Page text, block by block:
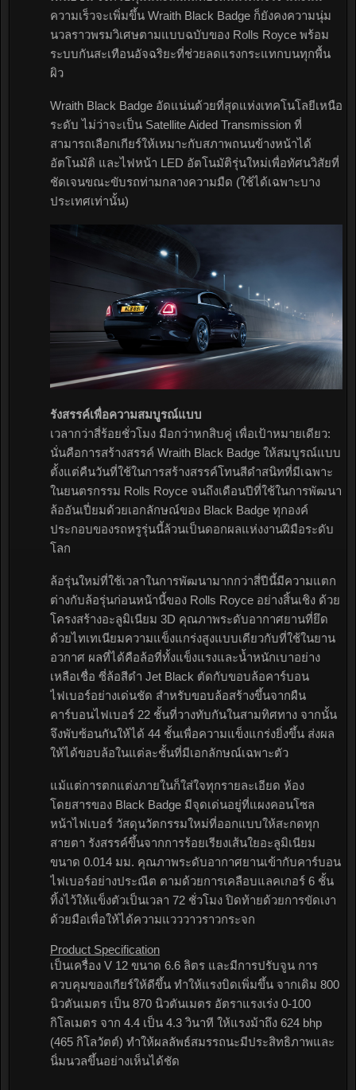
ความเร็วจะเพิ่มขึ้น Wraith Black Badge ก็ยังคงความนุ่ม
นวลราวพรมวิเศษตามแบบฉบับของ Rolls Royce พร้อม
ระบบกันสะเทือนอัจฉริยะที่ช่วยลดแรงกระแทกบนทุกพื้น
ผิว
Wraith Black Badge อัดแน่นด้วยที่สุดแห่งเทคโนโลยีเหนือ
ระดับ ไม่ว่าจะเป็น Satellite Aided Transmission ที่
สามารถเลือกเกียร์ให้เหมาะกับสภาพถนนข้างหน้าได้
อัตโนมัติ และไฟหน้า LED อัตโนมัติรุ่นใหม่เพื่อทัศนวิสัยที่
ชัดเจนขณะขับรถท่ามกลางความมืด (ใช้ได้เฉพาะบาง
ประเทศเท่านั้น)
รังสรรค์เพื่อความสมบูรณ์แบบ
เวลากว่าสี่ร้อยชั่วโมง มือกว่าหกสิบคู่ เพื่อเป้าหมายเดียว:
นั่นคือการสร้างสรรค์ Wraith Black Badge ให้สมบูรณ์แบบ
ตั้งแต่คืนวันที่ใช้ในการสร้างสรรค์โทนสีดำสนิทที่มีเฉพาะ
ในยนตรกรรม Rolls Royce จนถึงเดือนปีที่ใช้ในการพัฒนา
ล้ออันเปี่ยมด้วยเอกลักษณ์ของ Black Badge ทุกองค์
ประกอบของรถหรูรุ่นนี้ล้วนเป็นดอกผลแห่งงานฝีมือระดับ
โลก
ล้อรุ่นใหม่ที่ใช้เวลาในการพัฒนามากกว่าสี่ปีนี้มีความแตก
ต่างกับล้อรุ่นก่อนหน้านี้ของ Rolls Royce อย่างสิ้นเชิง ด้วย
โครงสร้างอะลูมิเนียม 3D คุณภาพระดับอากาศยานที่ยึด
ด้วยไทเทเนียมความแข็งแกร่งสูงแบบเดียวกับที่ใช้ในยาน
อวกาศ ผลที่ได้คือล้อที่ทั้งแข็งแรงและน้ำหนักเบาอย่าง
เหลือเชื่อ ซี่ล้อสีดำ Jet Black ตัดกับขอบล้อคาร์บอน
ไฟเบอร์อย่างเด่นชัด สำหรับขอบล้อสร้างขึ้นจากผืน
คาร์บอนไฟเบอร์ 22 ชั้นที่วางทับกันในสามทิศทาง จากนั้น
จึงพับซ้อนกันให้ได้ 44 ชั้นเพื่อความแข็งแกร่งยิ่งขึ้น ส่งผล
ให้ได้ขอบล้อในแต่ละชั้นที่มีเอกลักษณ์เฉพาะตัว
แม้แต่การตกแต่งภายในก็ใส่ใจทุกรายละเอียด ห้อง
โดยสารของ Black Badge มีจุดเด่นอยู่ที่แผงคอนโซล
หน้าไฟเบอร์ วัสดุนวัตกรรมใหม่ที่ออกแบบให้สะกดทุก
สายตา รังสรรค์ขึ้นจากการร้อยเรียงเส้นใยอะลูมิเนียม
ขนาด 0.014 มม. คุณภาพระดับอากาศยานเข้ากับคาร์บอน
ไฟเบอร์อย่างประณีต ตามด้วยการเคลือบแลคเกอร์ 6 ชั้น
ทิ้งไว้ให้แข็งตัวเป็นเวลา 72 ชั่วโมง ปิดท้ายด้วยการขัดเงา
ด้วยมือเพื่อให้ได้ความแวววาวราวกระจก
Product Specification
เป็นเครื่อง V 12 ขนาด 6.6 ลิตร และมีการปรับจูน การ
ควบคุมของเกียร์ให้ดีขึ้น ทำให้แรงบิดเพิ่มขึ้น จากเดิม 800
นิวตันเมตร เป็น 870 นิวตันเมตร อัตราแรงเร่ง 0-100
กิโลเมตร จาก 4.4 เป็น 4.3 วินาที ให้แรงม้าถึง 624 bhp
(465 กิโลวัตต์) ทำให้ผลลัพธ์สมรรถนะมีประสิทธิภาพและ
นิ่มนวลขึ้นอย่างเห็นได้ชัด